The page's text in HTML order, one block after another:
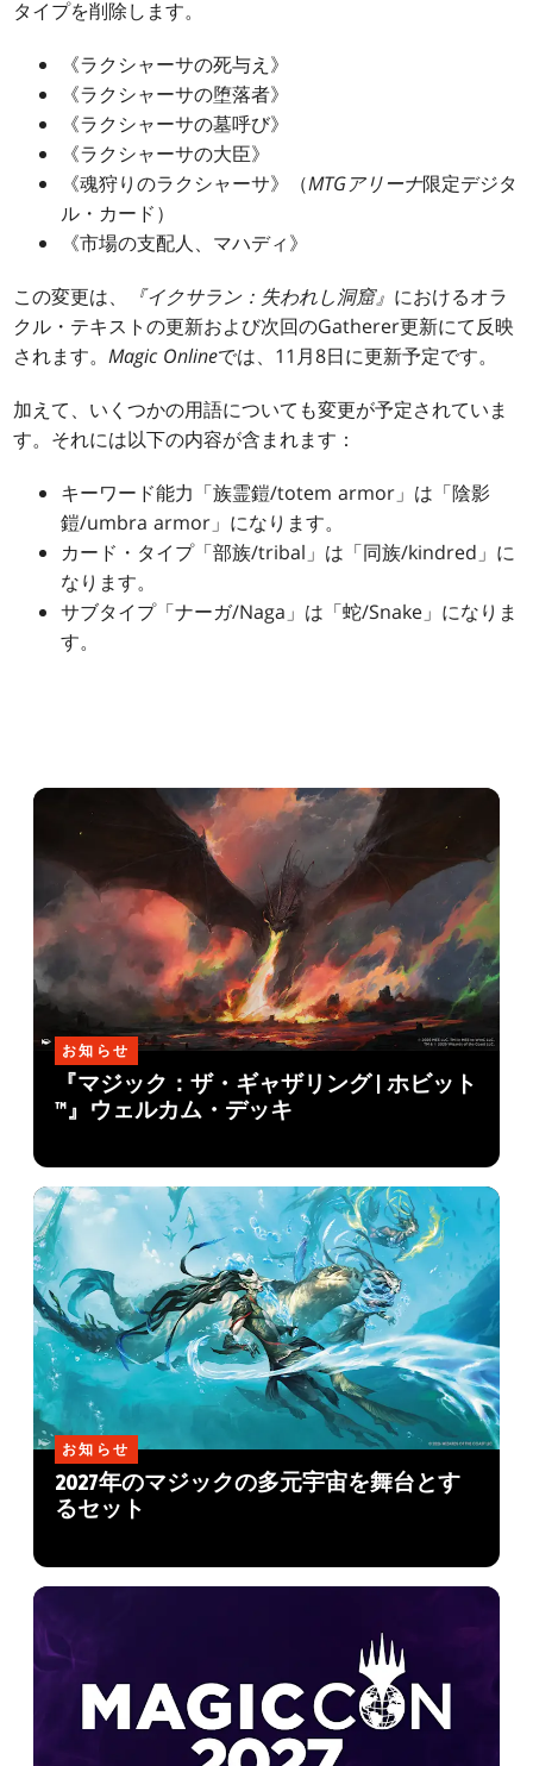
タイプを削除します。
《ラクシャーサの死与え》
《ラクシャーサの堕落者》
《ラクシャーサの墓呼び》
《ラクシャーサの大臣》
《魂狩りのラクシャーサ》（MTGアリーナ限定デジタ
ル・カード）
《市場の支配人、マハディ》
この変更は、 『イクサラン：失われし洞窟』 におけるオラ
クル・テキストの更新および次回のGatherer更新にて反映
されます。Magic Onlineでは、11月8日に更新予定です。
加えて、いくつかの用語についても変更が予定されていま
す。それには以下の内容が含まれます：
キーワード能力「族霊鎧/totem armor」は「陰影
鎧/umbra armor」になります。
カード・タイプ「部族/tribal」は「同族/kindred」に
なります。
サブタイプ「ナーガ/Naga」は「蛇/Snake」になりま
す。
お知らせ
『マジック：ザ・ギャザリング | ホビット
™』ウェルカム・デッキ
お知らせ
2027年のマジックの多元宇宙を舞台とす
るセット